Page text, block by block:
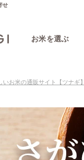
せ
お米を選ぶ
いお米の通販サイト【ツナギ】